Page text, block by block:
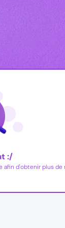
:/
afin d'obtenir plus de